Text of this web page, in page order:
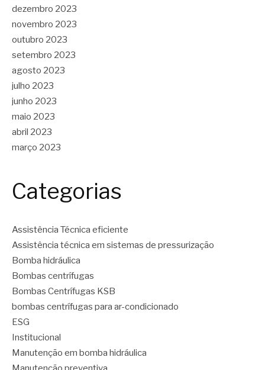
dezembro 2023
novembro 2023
outubro 2023
setembro 2023
agosto 2023
julho 2023
junho 2023
maio 2023
abril 2023
março 2023
Categorias
Assistência Técnica eficiente
Assistência técnica em sistemas de pressurização
Bomba hidráulica
Bombas centrífugas
Bombas Centrífugas KSB
bombas centrífugas para ar-condicionado
ESG
Institucional
Manutenção em bomba hidráulica